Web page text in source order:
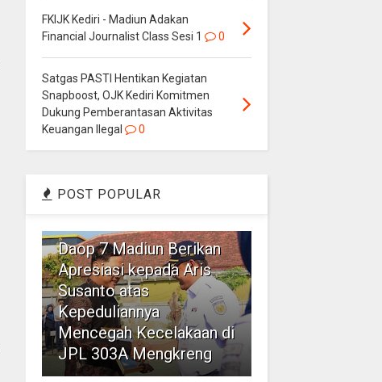
FKIJK Kediri - Madiun Adakan
Financial Journalist Class Sesi 1
0
Satgas PASTI Hentikan Kegiatan
Snapboost, OJK Kediri Komitmen
Dukung Pemberantasan Aktivitas
Keuangan Ilegal
0
POST POPULAR
Daop 7 Madiun Berikan
Apresiasi kepada Aris
Susanto atas
Kepeduliannya
Mencegah Kecelakaan di
JPL 303A Mengkreng